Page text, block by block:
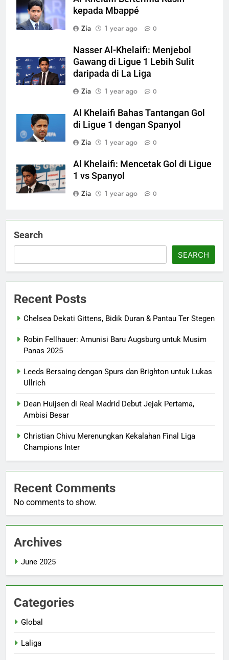
kepada Mbappé
Zia
1 year ago 0
Nasser Al-Khelaifi: Menjebol
Gawang di Ligue 1 Lebih Sulit
daripada di La Liga
Zia
1 year ago 0
Al Khelaifi Bahas Tantangan Gol
di Ligue 1 dengan Spanyol
Zia
1 year ago 0
Al Khelaifi: Mencetak Gol di Ligue
1 vs Spanyol
Zia
1 year ago 0
Search
SEARCH
Recent Posts
Chelsea Dekati Gittens, Bidik Duran & Pantau Ter Stegen
Robin Fellhauer: Amunisi Baru Augsburg untuk Musim
Panas 2025
Leeds Bersaing dengan Spurs dan Brighton untuk Lukas
Ullrich
Dean Huijsen di Real Madrid Debut Jejak Pertama,
Ambisi Besar
Christian Chivu Merenungkan Kekalahan Final Liga
Champions Inter
Recent Comments
No comments to show.
Archives
June 2025
Categories
Global
Laliga